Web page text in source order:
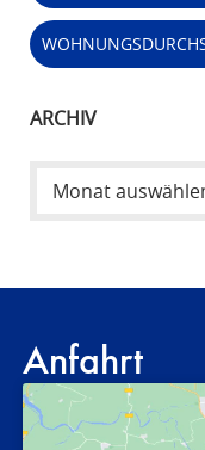
ARCHIV
Anfahrt